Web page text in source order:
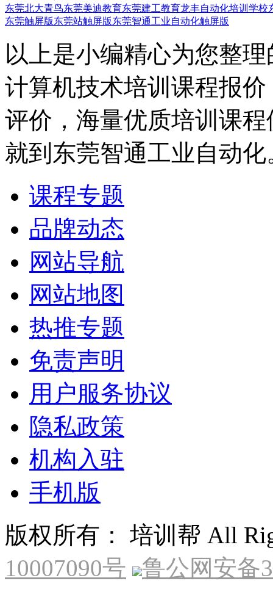
东莞北大青鸟东莞美迪教育东莞建工教育龙丰自动化培训学校
东莞触屏版东莞站触屏版东莞智通工业自动化触屏版
以上是小编精心为您整
计算机技术培训课程报
评价，海量优质培训课
就到东莞智通工业自动化
课程专题
品牌动态
网站导航
网站地图
热推专题
免责声明
用户服务协议
隐私政策
机构入驻
手机版
版权所有： 培训帮 All
10007090号
鲁公网安备